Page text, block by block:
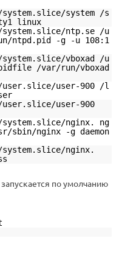
system /s
linux
ntp.se /u
ntpd.pid -g -u 108:1
vboxad /u
/var/run/vboxad
user-900 /l
user-900
nginx. ng
sbin/nginx -g daemon
system.slice/nginx.
по умолчанию